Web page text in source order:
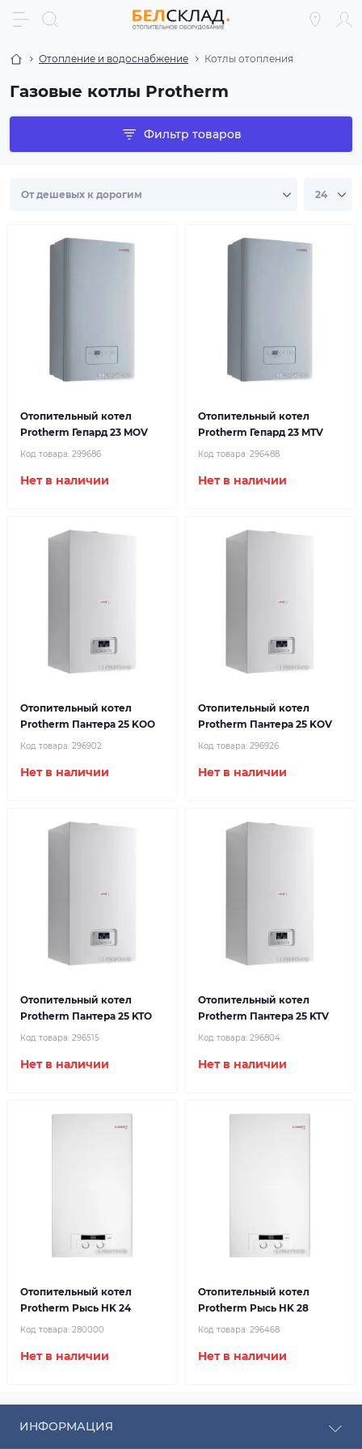
Отопление и водоснабжение Котлы отопления
Газовые котлы Protherm
Фильтр товаров
Отопительный котел
Protherm Гепард 23 MOV
Код товара: 299686
Нет в наличии
Отопительный котел
Protherm Гепард 23 MTV
Код товара: 296488
Нет в наличии
Отопительный котел
Protherm Пантера 25 KOO
Код товара: 296902
Нет в наличии
Отопительный котел
Protherm Пантера 25 KOV
Код товара: 296926
Нет в наличии
Отопительный котел
Protherm Пантера 25 KTO
Код товара: 296515
Нет в наличии
Отопительный котел
Protherm Пантера 25 KTV
Код товара: 296804
Нет в наличии
Отопительный котел
Protherm Рысь HK 24
Код товара: 280000
Нет в наличии
Отопительный котел
Protherm Рысь HK 28
Код товара: 296468
Нет в наличии
ИНФОРМАЦИЯ